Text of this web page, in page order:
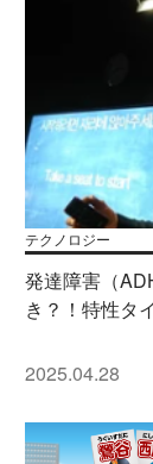
テクノロジー
発達障害（
き？！特性タ
2025.04.28